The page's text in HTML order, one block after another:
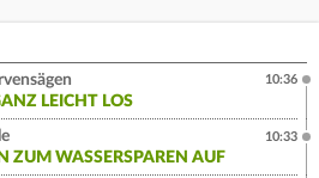
LEICHT LOS
10:36
ZUM WASSERSPAREN AUF
10:33